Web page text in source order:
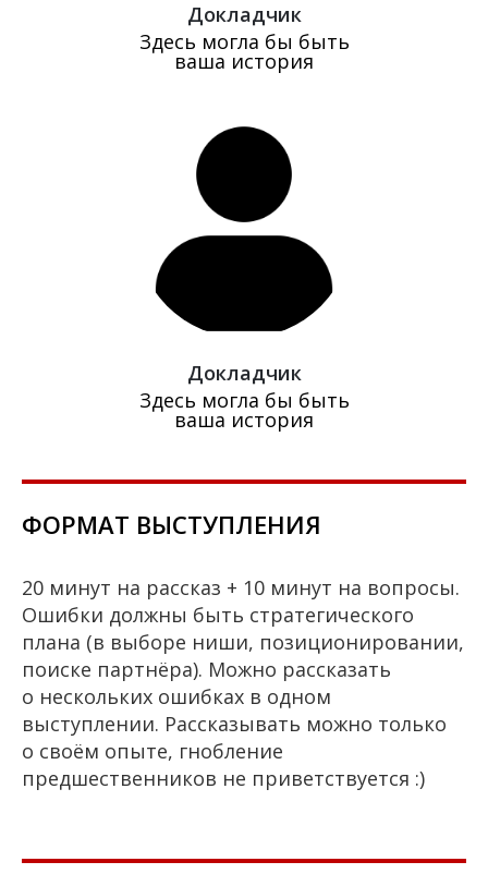
Докладчик
Здесь могла бы быть
ваша история
Докладчик
Здесь могла бы быть
ваша история
ФОРМАТ ВЫСТУПЛЕНИЯ
20 минут на рассказ + 10 минут на вопросы.
Ошибки должны быть стратегического
плана (в выборе ниши, позиционировании,
поиске партнёра). Можно рассказать
о нескольких ошибках в одном
выступлении. Рассказывать можно только
о своём опыте, гнобление
предшественников не приветствуется :)